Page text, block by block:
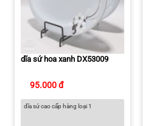
dĩa sứ hoa xanh DX53009
95.000 đ
dĩa sứ cao cấp hàng loại 1